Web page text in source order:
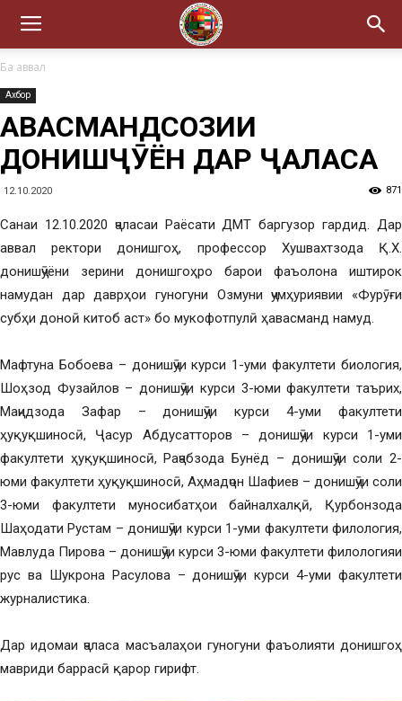
Ба аввал
Ахбор
ҲАВАСМАНДСОЗИИ
ДОНИШҶӮЁН ДАР ҶАЛАСА
12.10.2020 871
Санаи 12.10.2020 ҷаласаи Раёсати ДМТ баргузор гардид. Дар
аввал ректори донишгоҳ, профессор Хушвахтзода Қ.Х.
донишҷӯёни зерини донишгоҳро барои фаъолона иштирок
намудан дар даврҳои гуногуни Озмуни ҷумҳуриявии «Фурӯғи
субҳи доноӣ китоб аст» бо мукофотпулӣ ҳавасманд намуд.
Мафтуна Бобоева – донишҷӯи курси 1-уми факултети биология,
Шоҳзод Фузайлов – донишҷӯи курси 3-юми факултети таърих,
Маҷидзода Зафар – донишҷӯи курси 4-уми факултети
ҳуқуқшиносӣ, Ҷасур Абдусатторов – донишҷӯи курси 1-уми
факултети ҳуқуқшиносӣ, Раҷабзода Бунёд – донишҷӯи соли 2-
юми факултети ҳуқуқшиносӣ, Аҳмадҷон Шафиев – донишҷӯи соли
3-юми факултети муносибатҳои байналхалқӣ, Қурбонзода
Шаҳодати Рустам – донишҷӯи курси 1-уми факултети филология,
Мавлуда Пирова – донишҷӯи курси 3-юми факултети филологияи
рус ва Шукрона Расулова – донишҷӯи курси 4-уми факултети
журналистика.
Дар идомаи ҷаласа масъалаҳои гуногуни фаъолияти донишгоҳ
мавриди баррасӣ қарор гирифт.